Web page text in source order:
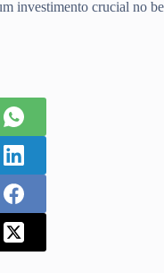
investimento crucial no